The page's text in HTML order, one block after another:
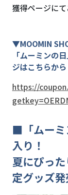
獲得ページに
▼MOOMIN
「ムーミンの
ジはこちらから
https://
■「ムーミ
入り！
夏にぴっ
定グッズ